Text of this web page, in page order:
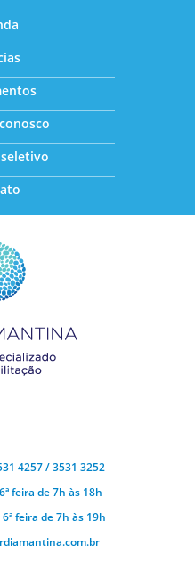
4257 / 3531 3252
feira de 7h às 18h
6ª feira de 7h às 19h